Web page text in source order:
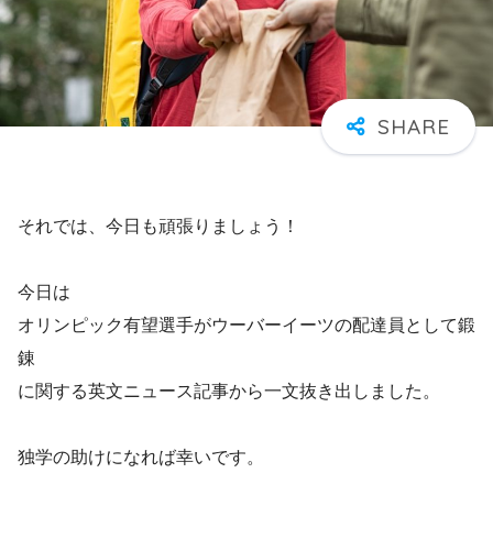
それでは、今日も頑張りましょう！
今日は
オリンピック有望選手がウーバーイーツの配達員として鍛
錬
に関する英文ニュース記事から一文抜き出しました。
独学の助けになれば幸いです。